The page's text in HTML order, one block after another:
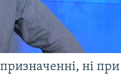
ні при